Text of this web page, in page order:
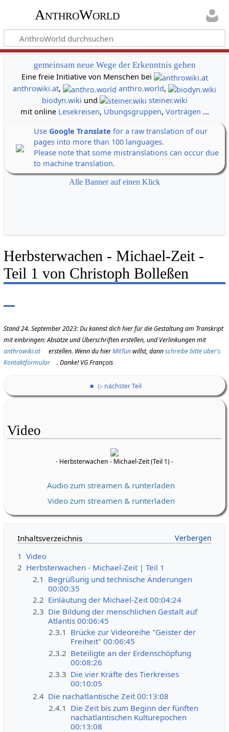
AnthroWorld
gemeinsam neue Wege der Erkenntnis gehen
Eine freie Initiative von Menschen bei
anthrowiki.at, anthro.world,
biodyn.wiki und
steiner.wiki
mit online Lesekreisen, Übungsgruppen, Vorträgen ...
Use Google Translate for a raw translation of our
pages into more than 100 languages.
Please note that some mistranslations can occur due
to machine translation.
Alle Banner auf einen Klick
Herbsterwachen - Michael-Zeit -
Teil 1 von Christoph Bolleßen
Stand 24. September 2023: Du kannst dich hier für die Gestaltung am Transkript
mit einbringen: Absätze und Überschriften erstellen, und Verlinkungen mit
anthrowiki.at
erstellen. Wenn du hierMitTunwillst, dannschreibe bitte über's
Kontaktformular
. Danke! VG François
■ ▷ nächster Teil
Video
- Herbsterwachen - Michael-Zeit (Teil 1) -
Audio zum streamen & runterladen
Video zum streamen & runterladen
Inhaltsverzeichnis
1 Video
2 Herbsterwachen - Michael-Zeit | Teil 1
2.1 Begrüßung und technische Änderungen
00:00:35
2.2 Einläutung der Michael-Zeit 00:04:24
2.3 Die Bildung der menschlichen Gestalt auf
Atlantis 00:06:45
2.3.1 Brücke zur Videoreihe "Geister der
Freiheit" 00:06:45
2.3.2 Beteiligte an der Erdenschöpfung
00:08:26
2.3.3 Die vier Kräfte des Tierkreises
00:10:05
2.4 Die nachatlantische Zeit 00:13:08
2.4.1 Die Zeit bis zum Beginn der fünften
nachatlantischen Kulturepochen
00:13:08